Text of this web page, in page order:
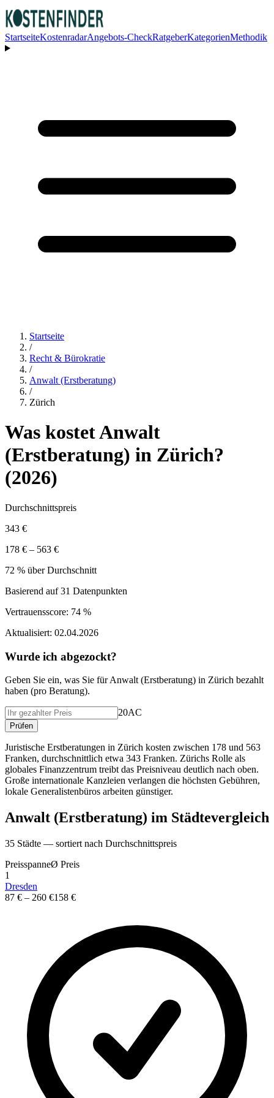
StartseiteKostenradarAngebots-CheckRatgeberKategorienMethodik
Startseite
/
Recht & Bürokratie
/
Anwalt (Erstberatung)
/
Zürich
Was kostetAnwalt
(Erstberatung) in Zürich?
(2026)
Durchschnittspreis
343 €
178 € – 563 €
72 % über Durchschnitt
Basierend auf31 Datenpunkten
Vertrauensscore: 74 %
Aktualisiert: 02.04.2026
Wurde ich abgezockt?
Geben Sie ein, was Sie fürAnwalt (Erstberatung) in Zürich bezahlt
haben (pro Beratung).
20AC
Prüfen
Juristische Erstberatungen in Zürich kosten zwischen 178 und 563
Franken, durchschnittlich etwa 343 Franken. Zürichs Rolle als
globales Finanzzentrum treibt das Preisniveau deutlich nach oben.
Große internationale Kanzleien verlangen die höchsten Gebühren,
lokale Generalistenbüros arbeiten günstiger.
Anwalt (Erstberatung) im Städtevergleich
35 Städte — sortiert nach Durchschnittspreis
PreisspanneØ Preis
1
Dresden
87 € – 260 €158 €